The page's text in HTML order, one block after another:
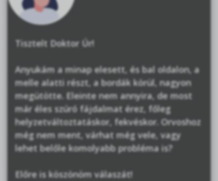
Tisztelt Doktor Úr!
Anyukám a minap elesett, és bal oldalon, a
melle alatti részt, a bordák körül, nagyon
megütötte. Eleinte nem annyira, de most
már éles szúró fájdalmat érez, főleg
helyzetváltoztatáskor, fekvéskor. Orvoshoz
még nem ment, várhat még vele, vagy
lehet belőle komolyabb probléma is?
Előre is köszönöm válaszát!